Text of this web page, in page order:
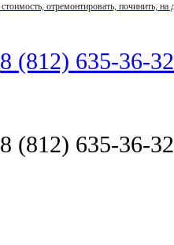
8 (812) 635-36-32
8 (812) 635-36-32